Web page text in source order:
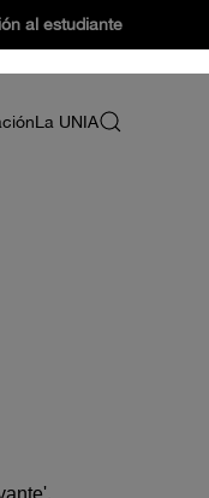
al estudiante
La UNIA